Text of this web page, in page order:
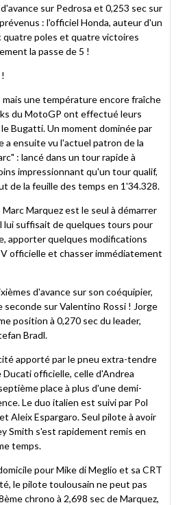
sur Pedrosa et 0,253 sec sur
: l'officiel Honda, auteur d'un
quatre poles et quatre victoires
la passe de 5 !
une température encore fraîche
du MotoGP ont effectué leurs
Bugatti. Un moment dominée par
a ensuite vu l'actuel patron de la
: lancé dans un tour rapide à
impressionnant qu'un tour qualif,
de la feuille des temps en 1'34.328.
Marquez est le seul à démarrer
lui suffisait de quelques tours pour
apporter quelques modifications
officielle et chasser immédiatement
d'avance sur son coéquipier,
seconde sur Valentino Rossi ! Jorge
position à 0,270 sec du leader,
Bradl.
apporté par le pneu extra-tendre
Ducati officielle, celle d'Andrea
place à plus d'une demi-
Le duo italien est suivi par Pol
Aleix Espargaro. Seul pilote à avoir
Smith s'est rapidement remis en
temps.
pour Mike di Meglio et sa CRT
le pilote toulousain ne peut pas
chrono à 2,698 sec de Marquez,